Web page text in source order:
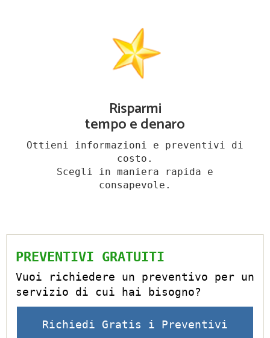
Risparmi
tempo e denaro
Ottieni informazioni e preventivi di
costo.
Scegli in maniera rapida e
consapevole.
PREVENTIVI GRATUITI
Vuoi richiedere un preventivo per un
servizio di cui hai bisogno?
Richiedi Gratis i Preventivi